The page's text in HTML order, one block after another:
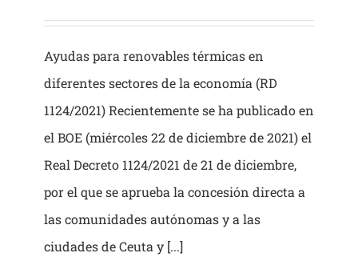
Ayudas para renovables térmicas en
diferentes sectores de la economía (RD
1124/2021) Recientemente se ha publicado en
el BOE (miércoles 22 de diciembre de 2021) el
Real Decreto 1124/2021 de 21 de diciembre,
por el que se aprueba la concesión directa a
las comunidades autónomas y a las
ciudades de Ceuta y [...]